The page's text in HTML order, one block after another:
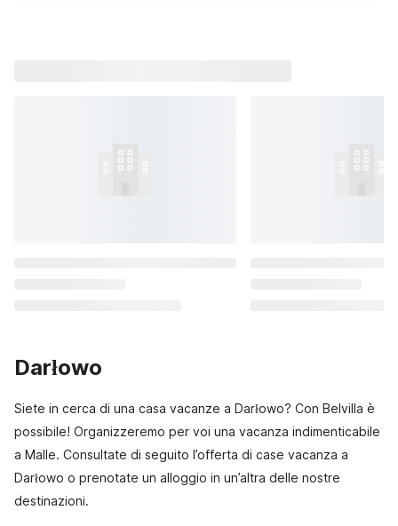
Darłowo
Siete in cerca di una casa vacanze a Darłowo? Con Belvilla è
possibile! Organizzeremo per voi una vacanza indimenticabile
a Malle. Consultate di seguito l’offerta di case vacanza a
Darłowo o prenotate un alloggio in un’altra delle nostre
destinazioni.